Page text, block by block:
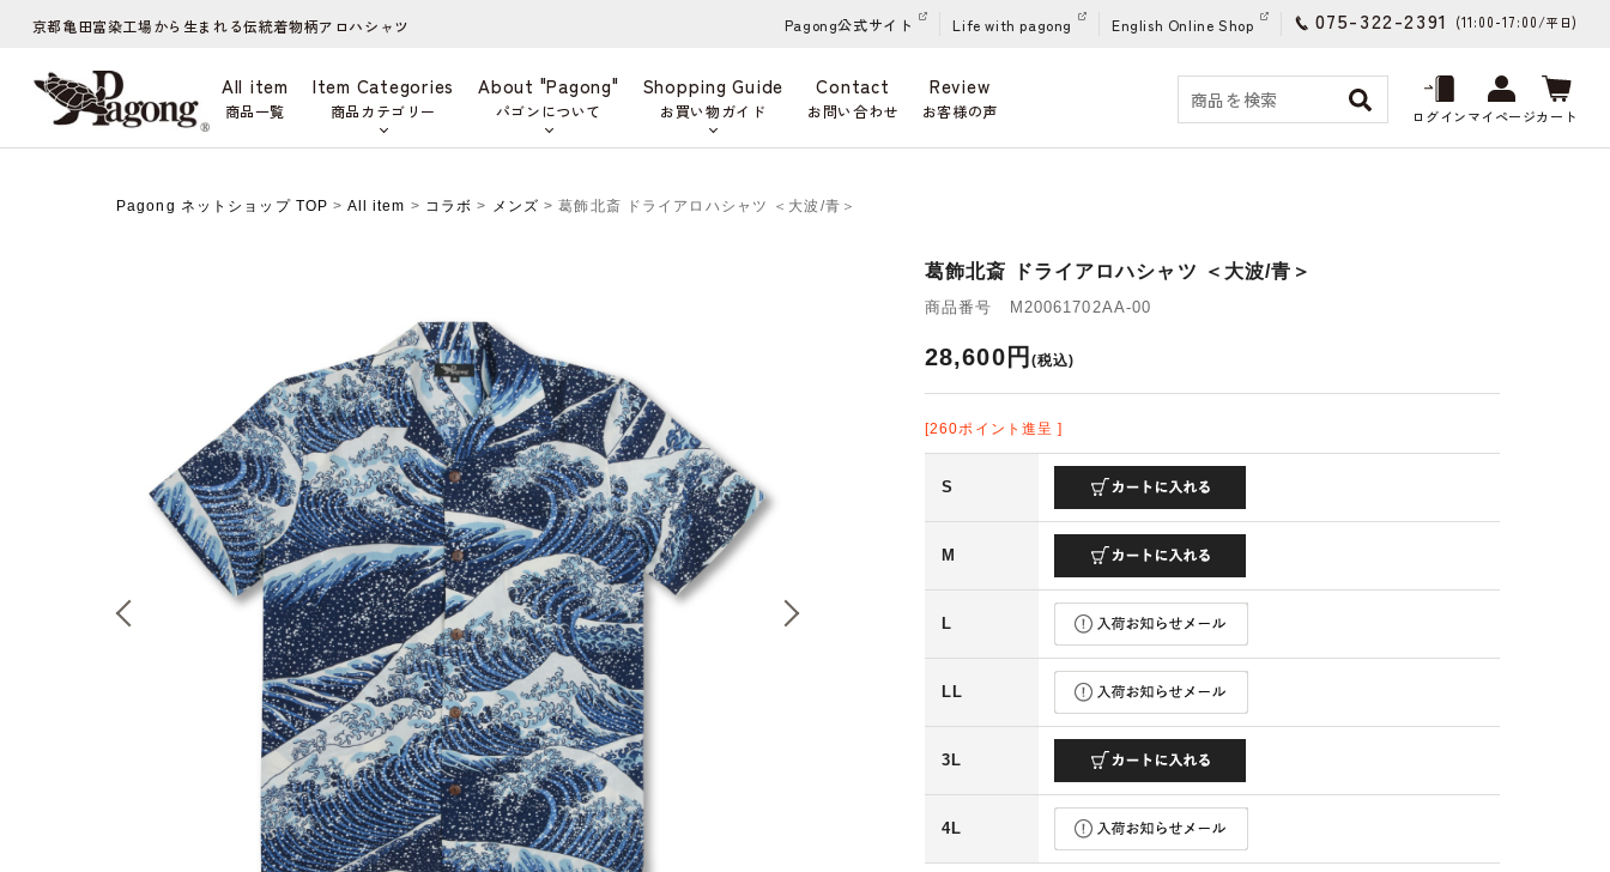
京都亀田富染工場から生まれる伝統着物柄アロハシャツ Pagong公式サイト Life with pagong English Online Shop 075-322-2391 (11:00-17:00/平日)
All item
商品一覧
Item Categories
商品カテゴリー
About "Pagong"
パゴンについて
Shopping Guide
お買い物ガイド
Contact
お問い合わせ
Review
お客様の声 ログインマイページカート
Pagong ネットショップ TOP > All item > コラボ > メンズ > 葛飾北斎 ドライアロハシャツ ＜大波/青＞
葛飾北斎 ドライアロハシャツ ＜大波/青＞
商品番号 M20061702AA-00
28,600円 (税込)
[260ポイント進呈 ]
S
M
L
LL
3L
4L